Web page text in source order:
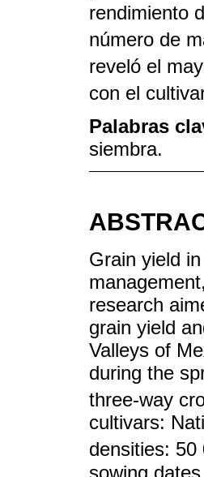
rendimiento
número de
reveló el
con el
Palabras
siembra.
Grain yield
research
grain yield
Valleys of
during the
three-way
cultivars:
densities: 50
sowing